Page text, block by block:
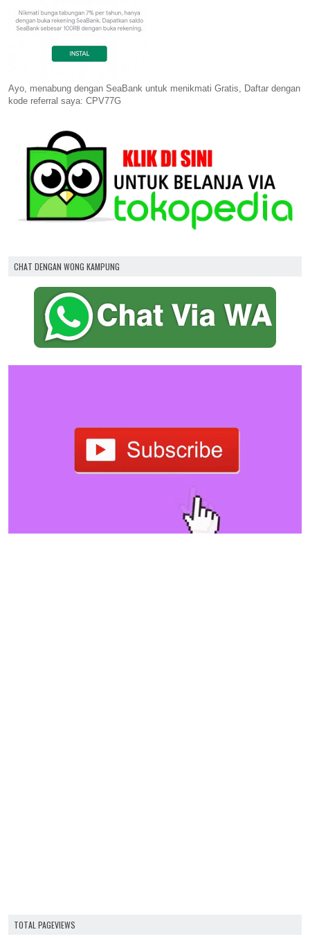
Ayo, menabung dengan SeaBank untuk menikmati Gratis, Daftar dengan
kode referral saya: CPV77G
CHAT DENGAN WONG KAMPUNG
TOTAL PAGEVIEWS